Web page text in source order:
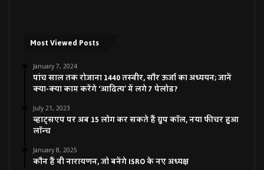
Most Viewed Posts
January 7, 2024
पांच साल तक रोजाना 1440 तस्वीर, सौर ऊर्जा का अध्ययन; जानें
क्या-क्या काम करेंगे ‘आदित्य’ में लगे 7 पेलोड?
July 21, 2023
व्हाट्सएप पर अब 15 लोग कर सकते हैं ग्रुप कॉल, नया फीचर हुआ
लॉन्च
January 8, 2025
कौन हैं वी नारायणन, जो बनेंगे ISRO के नए अध्यक्ष